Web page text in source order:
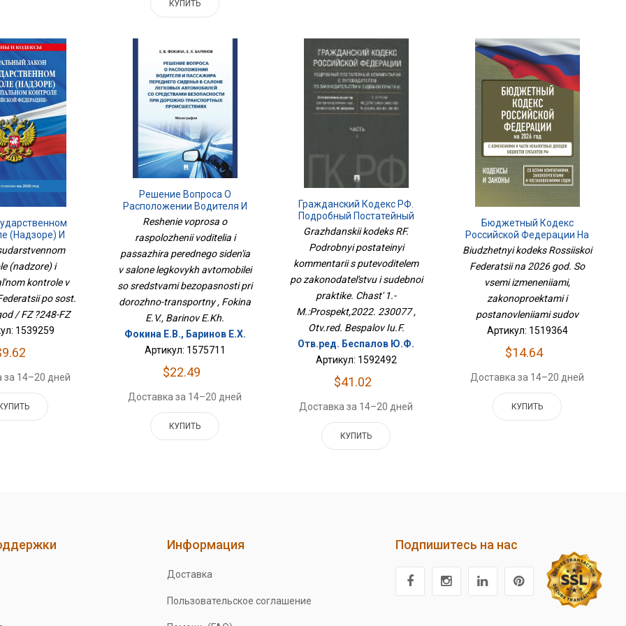
КУПИТЬ
(надзоре) И
Контроле В
Федерации По
Год / ФЗ №248-
ФЗ
(nadzore) i
kontrole v
po sost.
/ FZ ?248-FZ
1539259
за 14–20 дней
Решение Вопроса О
Расположении Водителя И
Пассажира Переднего
Сиденья В Салоне Легковых
Автомобилей Со
Средствами Безопасности
При Дорожно-Транспортны
Reshenie voprosa o
raspolozhenii voditelia i
passazhira perednego siden'ia
v salone legkovykh avtomobilei
so sredstvami bezopasnosti pri
dorozhno-transportny , Fokina
E.V., Barinov E.Kh.
Фокина Е.В., Баринов Е.Х.
Артикул: 1575711
$22.49
Доставка за 14–20 дней
КУПИТЬ
Гражданский Кодекс РФ.
Подробный Постатейный
Комментарий С
Законодательству И
Судебной Практике. Часть 1.-
М.:Проспект,2022. 230077
Grazhdanskii kodeks RF.
Podrobnyi postateinyi
kommentarii s putevoditelem
po zakonodatel'stvu i sudebnoi
praktike. Chast' 1.-
M.:Prospekt,2022. 230077 ,
Otv.red. Bespalov Iu.F.
Отв.ред. Беспалов Ю.Ф.
Артикул: 1592492
$41.02
Доставка за 14–20 дней
КУПИТЬ
Бюджетный Кодекс
Российской Федерации На
2026 Год. Со Всеми
Изменениями,
Законопроектами И
Постановлениями Судов
Biudzhetnyi kodeks Rossiiskoi
Federatsii na 2026 god. So
vsemi izmeneniiami,
zakonoproektami i
postanovleniiami sudov
Артикул: 1519364
$14.64
Доставка за 14–20 дней
КУПИТЬ
Информация
Доставка
Пользовательское соглашение
Подпишитесь на нас